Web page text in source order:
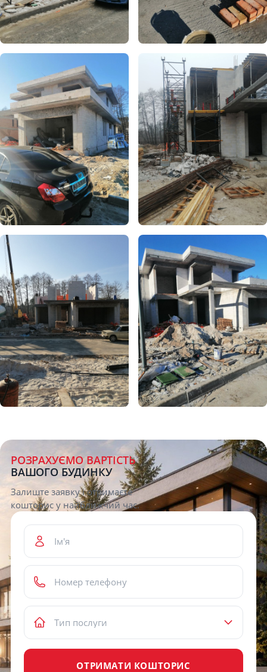
РОЗРАХУЄМО ВАРТІСТЬ
ВАШОГО БУДИНКУ
Залиште заявку і отримаєте
кошторис у найближчий час.
ОТРИМАТИ КОШТОРИС